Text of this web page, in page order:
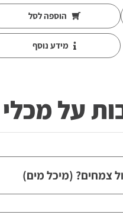
הוספה לסל
מידע נוסף
על
צמחים? (מיכל מים)